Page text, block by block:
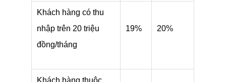
Khách hàng có thu
nhập trên 20 triệu
đồng/tháng
19% 20%
Khách hàng thuộc